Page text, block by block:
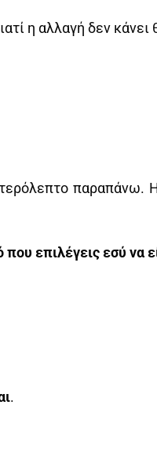
η αλλαγή δεν κάνει
παραπάνω.
που επιλέγεις εσύ να
.